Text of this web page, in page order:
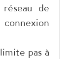
réseau de
pas à